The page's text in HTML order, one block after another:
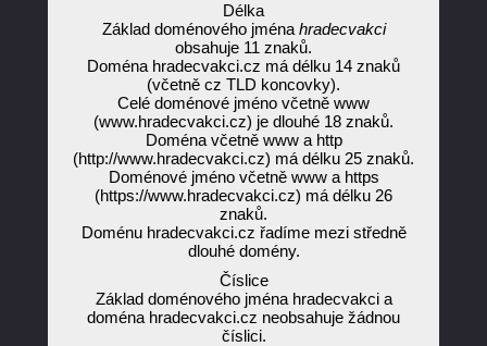
Délka
Základ doménového jména hradecvakci
obsahuje 11 znaků.
Doména hradecvakci.cz má délku 14 znaků
(včetně cz TLD koncovky).
Celé doménové jméno včetně www
(www.hradecvakci.cz) je dlouhé 18 znaků.
Doména včetně www a http
(http://www.hradecvakci.cz) má délku 25 znaků.
Doménové jméno včetně www a https
(https://www.hradecvakci.cz) má délku 26
znaků.
Doménu hradecvakci.cz řadíme mezi středně
dlouhé domény.
Číslice
Základ doménového jména hradecvakci a
doména hradecvakci.cz neobsahuje žádnou
číslici.